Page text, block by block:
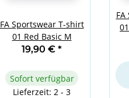
FA Sportswear T-shirt
01 Red Basic M
19,90 € *
Sofort verfügbar
Lieferzeit: 2 - 3